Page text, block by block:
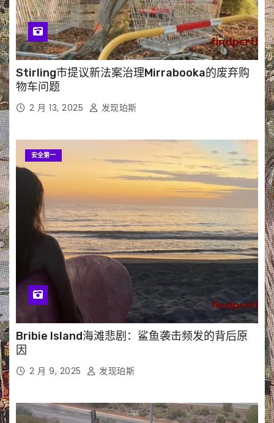
Stirling市提议新法案治理Mirrabooka的废弃购
物车问题
2 月 13, 2025 发现珀斯
安全第一
Bribie Island海滩悲剧：鲨鱼袭击频发的背后原
因
2 月 9, 2025 发现珀斯